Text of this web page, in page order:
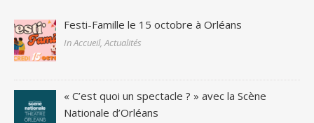
Festi-Famille le 15 octobre à Orléans
In Accueil, Actualités
« C’est quoi un spectacle ? » avec la Scène
Nationale d’Orléans